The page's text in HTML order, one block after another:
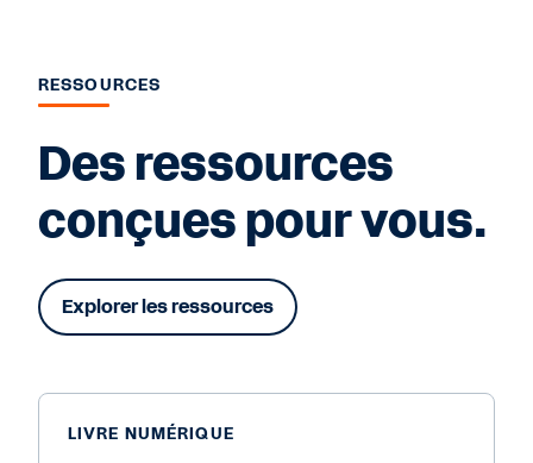
RESSOURCES
Des ressources
conçues pour vous.
Explorer les ressources
LIVRE NUMÉRIQUE